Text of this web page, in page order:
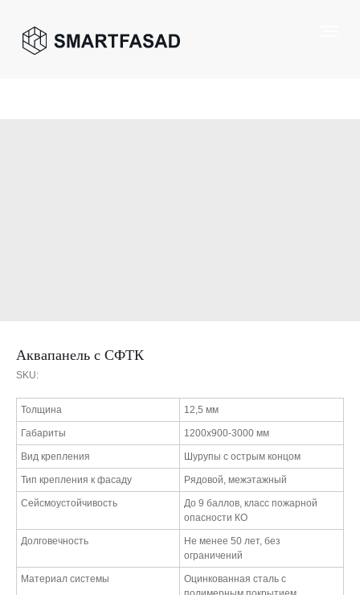
Аквапанель с СФТК
SKU:
Толщина 12,5 мм
Габариты 1200х900-3000 мм
Вид крепления Шурупы с острым концом
Тип крепления к фасаду Рядовой, межэтажный
Сейсмоустойчивость
До 9 баллов, класс пожарной
опасности КО
Долговечность
Не менее 50 лет, без
ограничений
Материал системы
Оцинкованная сталь с